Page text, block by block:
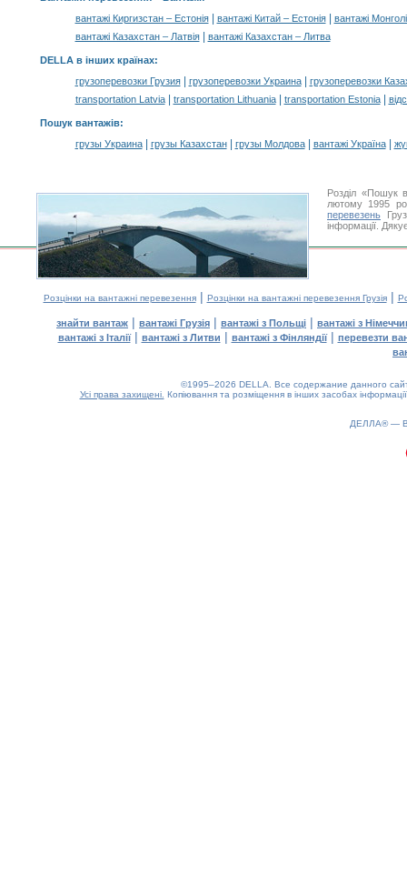
вантажі Киргизстан – Естонія| вантажі Китай – Естонія|
вантажі
вантажі Казахстан – Латвія| вантажі Казахстан – Литва
DELLA в інших країнах:
грузоперевозки Грузия| грузоперевозки Украина|
грузоперевозки
transportation Latvia| transportation Lithuania| transportation Estonia|
Пошук вантажів:
грузы Украина| грузы Казахстан| грузы Молдова| вантажі Україна|
Розділ «Пошук
лютому 1995
перевезень
інформації.
Розцінки на вантажні перевезення| Розцінки на вантажні перевезення Грузія|
знайти вантаж | вантажі Грузія | вантажі з Польщі | вантажі з
вантажі з Італії| вантажі з Литви | вантажі з Фінляндії| перевезти
©1995–2026 DELLA. Все содержание данного
Усі права захищені. Копіювання та розміщення в інших засобах
ДЕЛЛА® —